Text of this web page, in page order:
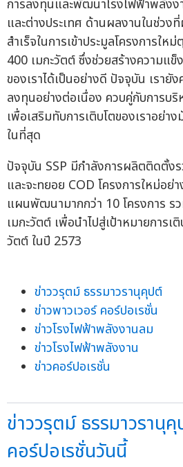
การลงทุนและพัฒนาโรงไฟฟ้าพลัง
และต่างประเทศ ด้านผลงานในช่วง
สำเร็จในการเข้าประมูลโครงการให
400 เมกะวัตต์ ซึ่งช่วยสร้างความแ
ของเราได้เป็นอย่างดี ปัจจุบัน เรายั
ลงทุนอย่างต่อเนื่อง ควบคู่กับการบริ
เพื่อเสริมทับการเติบโตของเราอย่า
ในที่สุด
ปัจจุบัน SSP มีกำลังการผลิตติดตั้ง
และจะทยอย COD โครงการใหม่อย่
แผนพัฒนามากกว่า 10 โครงการ ร
เมกะวัตต์ เพื่อนำไปสู่เป้าหมายการเ
วัตต์ ในปี 2573
ข่าววรุตม์ ธรรมาวรานุคุปต์
ข่าวพาวเวอร์ คอร์ปอเรชั่น
ข่าวโรงไฟฟ้าพลังงานลม
ข่าวโรงไฟฟ้าพลังงาน
ข่าวคอร์ปอเรชั่น
ข่าววรุตม์ ธรรมาวรานุ
คอร์ปอเรชั่นวันนี้